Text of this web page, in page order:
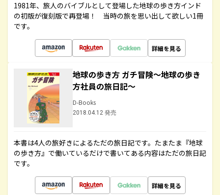
1981年、旅人のバイブルとして登場した地球の歩き方インド
の初版が復刻版で再登場！ 当時の旅を思い出して欲しい1冊
です。
詳細を見る
地球の歩き方 ガチ冒険～地球の歩き
方社員の旅日記～
D-Books
2018.04.12 発売
本書は4人の旅好きによるただの旅日記です。たまたま『地球
の歩き方』で働いているだけで書いてある内容はただの旅日記
です。
詳細を見る